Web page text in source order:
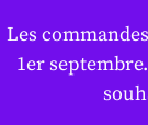
Les
1er